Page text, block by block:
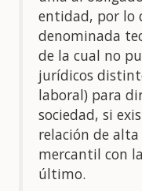
entidad, por lo
denominada
de la cual no
jurídicos
laboral) para
sociedad, si
relación de
mercantil con
último.